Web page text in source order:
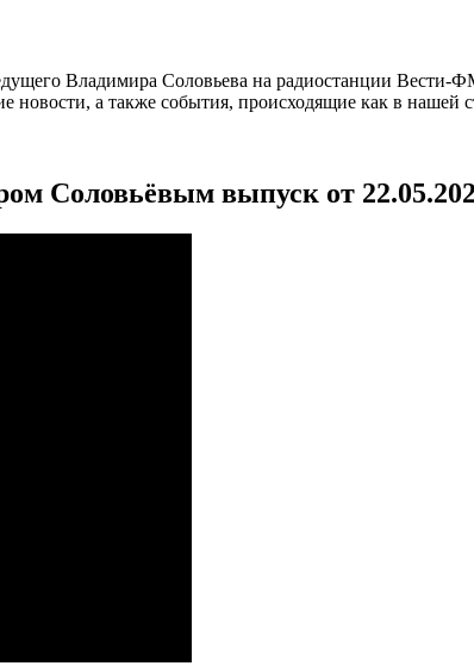
Владимира Соловьева на радиостанции
а также события, происходящие как в нашей
Соловьёвым выпуск от